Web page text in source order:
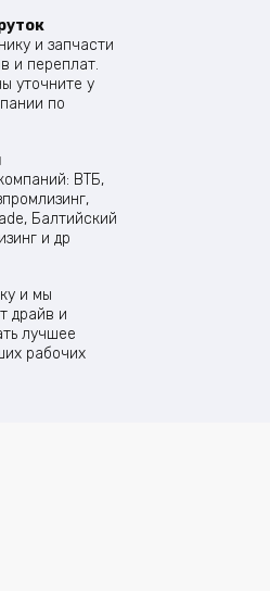
и запчасти
и переплат.
уточните у
по
ВТБ,
Балтийский
и др
и мы
драйв и
лучшее
рабочих